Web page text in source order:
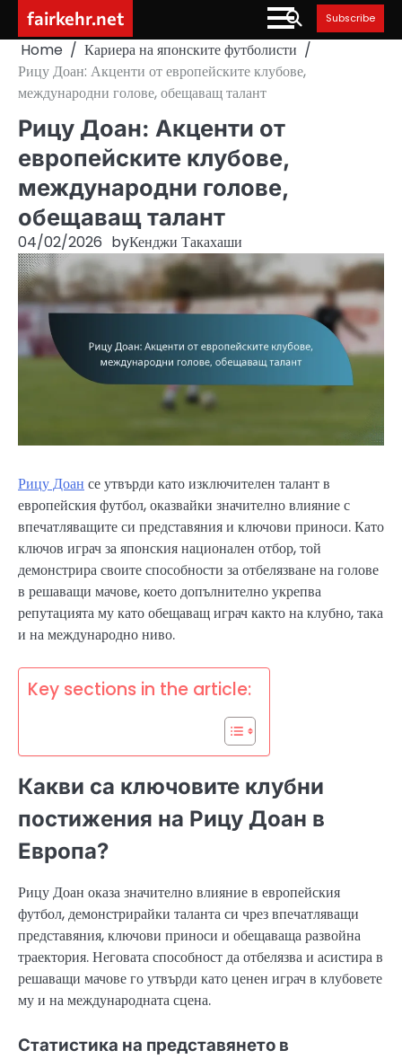
content
fairkehr.net Subscribe
Home
Кариера на японските футболисти
Рицу Доан: Акценти от европейските клубове,
международни голове, обещаващ талант
Рицу Доан: Акценти от
европейските клубове,
международни голове,
обещаващ талант
04/02/2026 byКенджи Такахаши
Рицу Доан се утвърди като изключителен талант в
европейския футбол, оказвайки значително влияние с
впечатляващите си представяния и ключови приноси. Като
ключов играч за японския национален отбор, той
демонстрира своите способности за отбелязване на голове
в решаващи мачове, което допълнително укрепва
репутацията му като обещаващ играч както на клубно, така
и на международно ниво.
Key sections in the article:
Какви са ключовите клубни
постижения на Рицу Доан в
Европа?
Рицу Доан оказа значително влияние в европейския
футбол, демонстрирайки таланта си чрез впечатляващи
представяния, ключови приноси и обещаваща развойна
траектория. Неговата способност да отбелязва и асистира в
решаващи мачове го утвърди като ценен играч в клубовете
му и на международната сцена.
Статистика на представянето в